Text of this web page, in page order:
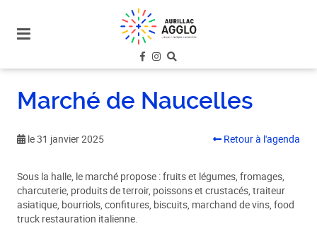
site
menu
contenu
Marché de Naucelles
le 31 janvier 2025 Retour à l'agenda
Sous la halle, le marché propose : fruits et légumes, fromages,
charcuterie, produits de terroir, poissons et crustacés, traiteur
asiatique, bourriols, confitures, biscuits, marchand de vins, food
truck restauration italienne.